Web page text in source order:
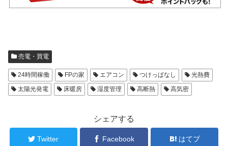
売電・買電
24時間稼働 FPの家 エアコン つけっぱなし
光熱費
太陽光発電
床暖房 湿度管理 高断熱 高気密
シェアする
Twitter Facebook はてブ